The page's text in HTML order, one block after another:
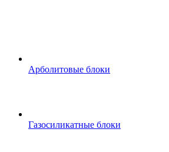
Арболитовые блоки
Газосиликатные блоки